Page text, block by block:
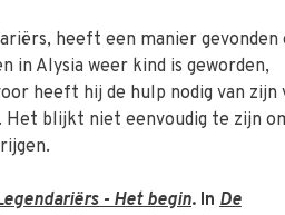
heeft een manier gevonden
in Alysia weer kind is geworden,
heeft hij de hulp nodig van zijn
Het blijkt niet eenvoudig te zijn
- Het begin. In De